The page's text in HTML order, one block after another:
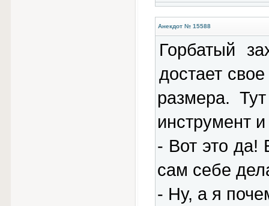
Анекдот № 15588
Горбатый
достает
размера.
инструмент и
- Вот это да!
сам себе
- Ну, а я